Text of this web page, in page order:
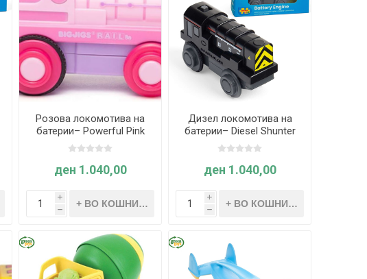
Розова локомотива на
батерии– Powerful Pink
Loco Battery Operated
Engine – Bigjigs Rail
ден 1.040,00
i
h
Дизел локомотива на
батерии– Diesel Shunter
Battery Operated Engine
– Bigjigs Rail
ден 1.040,00
i
h